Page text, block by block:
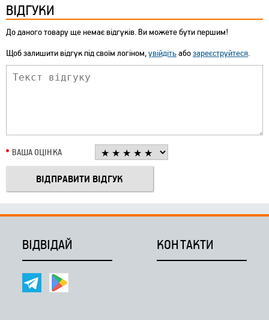
ВІДГУКИ
До даного товару ще немає відгуків. Ви можете бути першим!
Щоб залишити відгук під своїм логіном,увійдітьабозареєструйтеся.
ВАША ОЦІНКА
ВІДВІДАЙ КОНТАКТИ